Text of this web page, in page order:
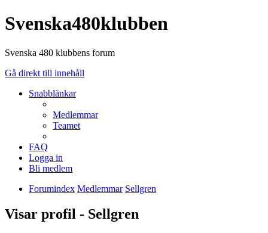
Svenska480klubben
Svenska 480 klubbens forum
Gå direkt till innehåll
Snabblänkar
Medlemmar
Teamet
FAQ
Logga in
Bli medlem
Forumindex Medlemmar Sellgren
Visar profil - Sellgren